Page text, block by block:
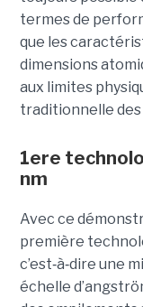
termes de
que les
dimensions
aux limites
traditionnelle des
1ere
nm
Avec ce
première
c’est‑à‑dire une
échelle